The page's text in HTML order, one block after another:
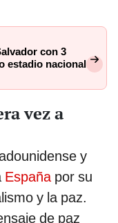
con 3
estadio nacional
vez a
y
Españapor su
y la paz.
de paz